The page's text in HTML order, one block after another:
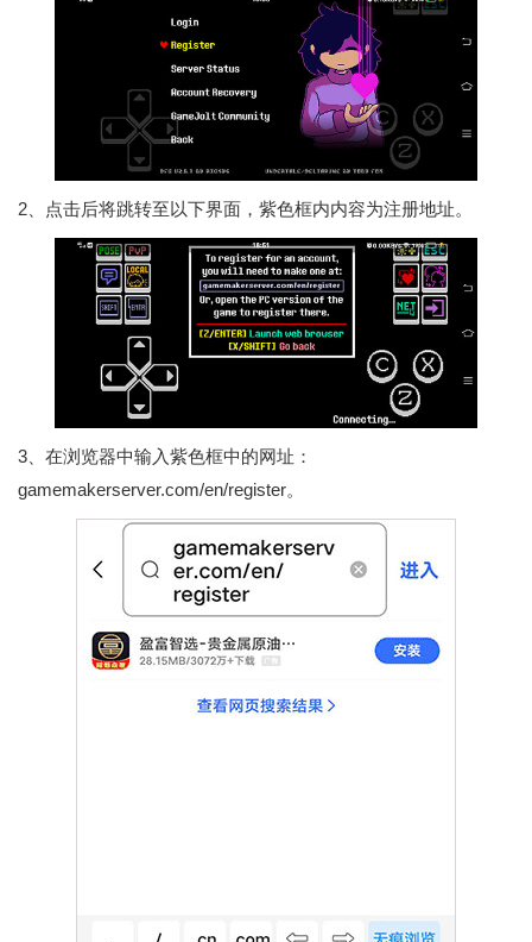
2、点击后将跳转至以下界面，紫色框内内容为注册地址。
3、在浏览器中输入紫色框中的网址：
gamemakerserver.com/en/register。